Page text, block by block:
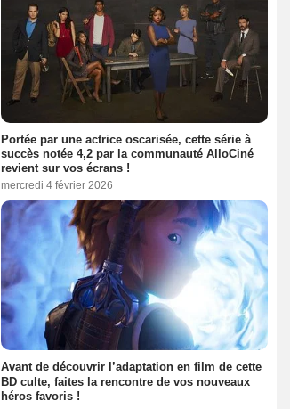
Portée par une actrice oscarisée, cette série à
succès notée 4,2 par la communauté AlloCiné
revient sur vos écrans !
mercredi 4 février 2026
Avant de découvrir l’adaptation en film de cette
BD culte, faites la rencontre de vos nouveaux
héros favoris !